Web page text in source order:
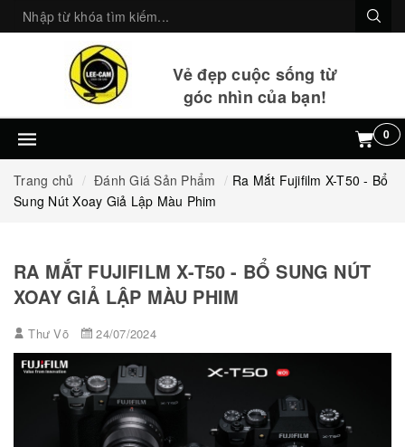
Vẻ đẹp cuộc sống từ
góc nhìn của bạn!
0
Trang chủ Đánh Giá Sản Phẩm
Ra Mắt Fujifilm X-T50 - Bổ
Sung Nút Xoay Giả Lập Màu Phim
RA MẮT FUJIFILM X-T50 - BỔ SUNG NÚT
XOAY GIẢ LẬP MÀU PHIM
Thư Võ 24/07/2024